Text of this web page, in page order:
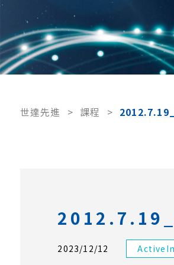
世達先進 > 課程 >
2012.7.19_
2023/12/12